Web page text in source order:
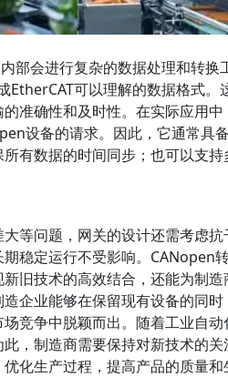
部会进行复杂的数据处理和转换
EtherCAT可以理解的数据格式。
准确性和及时性。在实际应用
设备的请求。因此，它通常具
有数据的时间同步；也可以支
等问题，网关的设计还需考虑
稳定运行不受影响。CANopen
旧技术的高效结合，还能为制
企业能够在保留现有设备的同
竞争中脱颖而出。随着工业自
，制造商需要保持对新技术的
化生产过程，提高产品的质量和